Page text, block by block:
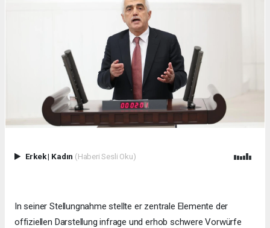
Erkek| Kadın (Haberi Sesli Oku)
In seiner Stellungnahme stellte er zentrale Elemente der
offiziellen Darstellung infrage und erhob schwere Vorwürfe